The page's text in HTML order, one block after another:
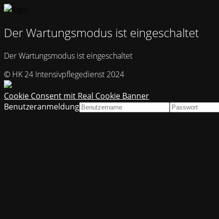
Der Wartungsmodus ist eingeschaltet
Der Wartungsmodus ist eingeschaltet
© HK 24 Intensivpflegedienst 2024
Cookie Consent mit Real Cookie Banner
Benutzeranmeldung